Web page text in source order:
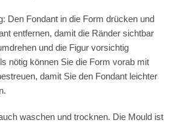
Den Fondant in die Form drücken und
entfernen, damit die Ränder sichtbar
und die Figur vorsichtig
nötig können Sie die Form vorab mit
damit Sie den Fondant leichter
waschen und trocknen. Die Mould ist